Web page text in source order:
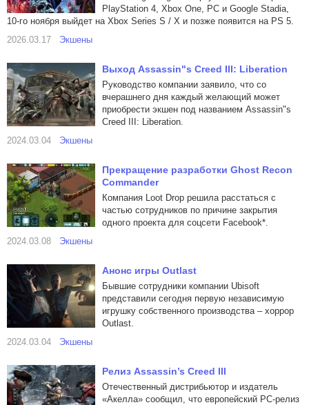
PlayStation 4, Xbox One, PC и Google Stadia,
10-го ноября выйдет на Xbox Series S / X и позже появится на PS 5.
2026.03.17
Экшены
Выход Assassin"s Creed III: Liberation
Руководство компании заявило, что со
вчерашнего дня каждый желающий может
приобрести экшен под названием Assassin"s
Creed III: Liberation.
2024.03.04
Экшены
Прекращение разработки Ghost Recon
Commander
Компания Loot Drop решила расстаться с
частью сотрудников по причине закрытия
одного проекта для соцсети Facebook*.
2024.03.08
Экшены
Анонс игры Outlast
Бывшие сотрудники компании Ubisoft
представили сегодня первую независимую
игрушку собственного производства – хоррор
Outlast.
2024.03.04
Экшены
Релиз Assassin’s Creed III
Отечественный дистрибьютор и издатель
«Акелла» сообщил, что европейский PC-релиз